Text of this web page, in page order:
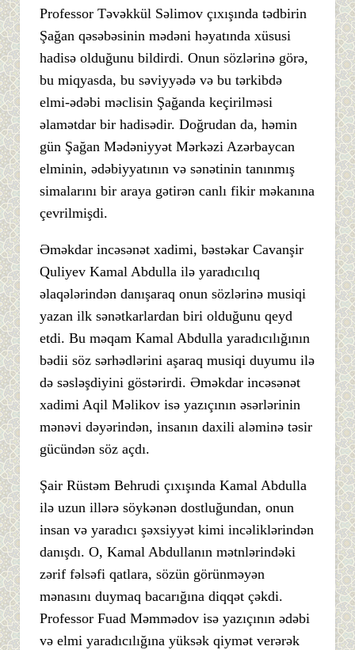
Professor Təvəkkül Səlimov çıxışında tədbirin
Şağan qəsəbəsinin mədəni həyatında xüsusi
hadisə olduğunu bildirdi. Onun sözlərinə görə,
bu miqyasda, bu səviyyədə və bu tərkibdə
elmi-ədəbi məclisin Şağanda keçirilməsi
əlamətdar bir hadisədir. Doğrudan da, həmin
gün Şağan Mədəniyyət Mərkəzi Azərbaycan
elminin, ədəbiyyatının və sənətinin tanınmış
simalarını bir araya gətirən canlı fikir məkanına
çevrilmişdi.
Əməkdar incəsənət xadimi, bəstəkar Cavanşir
Quliyev Kamal Abdulla ilə yaradıcılıq
əlaqələrindən danışaraq onun sözlərinə musiqi
yazan ilk sənətkarlardan biri olduğunu qeyd
etdi. Bu məqam Kamal Abdulla yaradıcılığının
bədii söz sərhədlərini aşaraq musiqi duyumu ilə
də səsləşdiyini göstərirdi. Əməkdar incəsənət
xadimi Aqil Məlikov isə yazıçının əsərlərinin
mənəvi dəyərindən, insanın daxili aləminə təsir
gücündən söz açdı.
Şair Rüstəm Behrudi çıxışında Kamal Abdulla
ilə uzun illərə söykənən dostluğundan, onun
insan və yaradıcı şəxsiyyət kimi incəliklərindən
danışdı. O, Kamal Abdullanın mətnlərindəki
zərif fəlsəfi qatlara, sözün görünməyən
mənasını duymaq bacarığına diqqət çəkdi.
Professor Fuad Məmmədov isə yazıçının ədəbi
və elmi yaradıcılığına yüksək qiymət verərək